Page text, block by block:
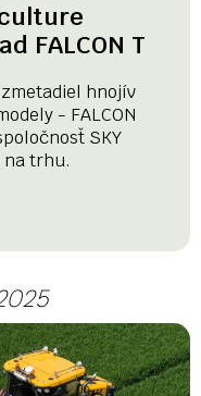
FALCON T
hnojív
- FALCON
SKY
trhu.